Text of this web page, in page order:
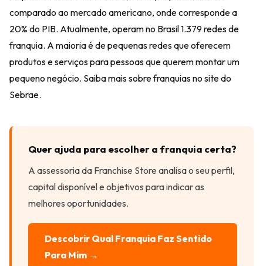
comparado ao mercado americano, onde corresponde a
20% do PIB. Atualmente, operam no Brasil 1.379 redes de
franquia. A maioria é de pequenas redes que oferecem
produtos e serviços para pessoas que querem montar um
pequeno negócio. Saiba mais sobre franquias no site do
Sebrae.
Quer ajuda para escolher a franquia certa?
A assessoria da Franchise Store analisa o seu perfil,
capital disponível e objetivos para indicar as
melhores oportunidades.
Descobrir Qual Franquia Faz Sentido
Para Mim →